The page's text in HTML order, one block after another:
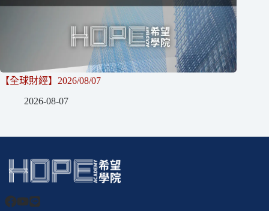
【全球財經】2026/08/07
2026-08-07